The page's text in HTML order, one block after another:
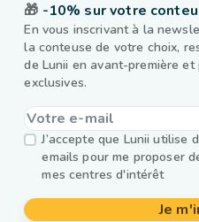
🎁 -10% sur votre
En vous inscrivant à la
la conteuse de votre choix,
de Lunii en avant-première
exclusives.
J’accepte que Lunii utilise
emails pour me proposer
mes centres d'intérêt
Je